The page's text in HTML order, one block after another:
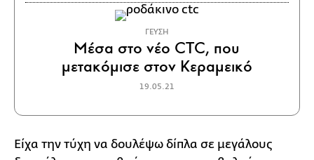
ΓΕΥΣΗ
Μέσα στο νέο CTC, που
μετακόμισε στον Κεραμεικό
19.05.21
Είχα την τύχη να δουλέψω δίπλα σε μεγάλους